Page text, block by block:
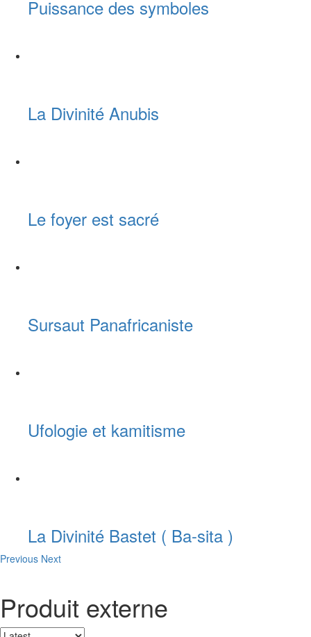
Puissance des symboles
La Divinité Anubis
Le foyer est sacré
Sursaut Panafricaniste
Ufologie et kamitisme
La Divinité Bastet ( Ba-sita )
Previous Next
Produit externe